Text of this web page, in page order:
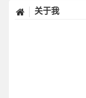
关于我